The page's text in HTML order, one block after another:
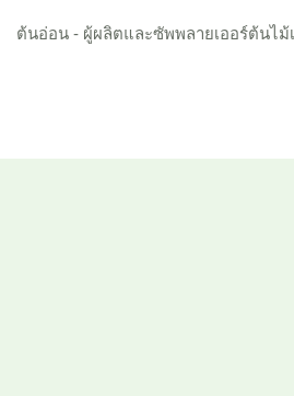
ต้นอ่อน - ผู้ผลิตและซัพพลายเออร์ต้นไม้เ